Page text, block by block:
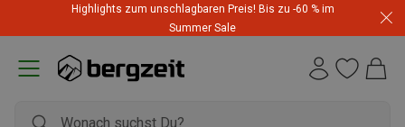
Highlights zum unschlagbaren Preis! Bis zu -60 % im
Summer Sale